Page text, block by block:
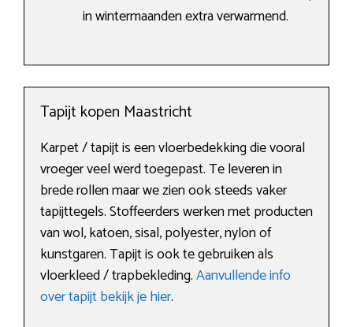
in wintermaanden extra verwarmend.
Tapijt kopen Maastricht
Karpet / tapijt is een vloerbedekking die vooral
vroeger veel werd toegepast. Te leveren in
brede rollen maar we zien ook steeds vaker
tapijttegels. Stoffeerders werken met producten
van wol, katoen, sisal, polyester, nylon of
kunstgaren. Tapijt is ook te gebruiken als
vloerkleed / trapbekleding.Aanvullende info
over tapijt bekijk je hier.